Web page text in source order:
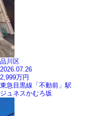
品川区
2026.07.26
2,999万円
東急目黒線「不動前」駅
ジュネスかむろ坂